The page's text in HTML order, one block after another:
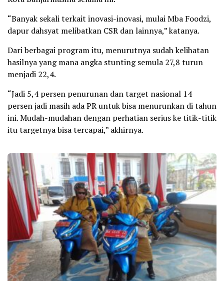
“Banyak sekali terkait inovasi-inovasi, mulai Mba Foodzi,
dapur dahsyat melibatkan CSR dan lainnya,” katanya.
Dari berbagai program itu, menurutnya sudah kelihatan
hasilnya yang mana angka stunting semula 27,8 turun
menjadi 22,4.
“Jadi 5,4 persen penurunan dan target nasional 14
persen jadi masih ada PR untuk bisa menurunkan di tahun
ini. Mudah-mudahan dengan perhatian serius ke titik-titik
itu targetnya bisa tercapai,” akhirnya.